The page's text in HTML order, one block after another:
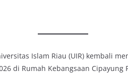
Islam Riau (UIR) kembali
di Rumah Kebangsaan Cipayung